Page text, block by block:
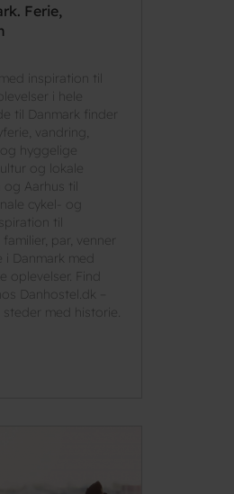
Ferie,
inspiration til
i hele
til Danmark finder
vandring,
hyggelige
og lokale
Aarhus til
cykel- og
til
par, venner
Danmark med
Find
Danhostel.dk –
med historie.